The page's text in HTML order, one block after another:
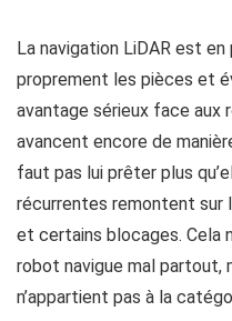
La navigation LiDAR est
proprement les pièces et
avantage sérieux face aux
avancent encore de
faut pas lui prêter plus
récurrentes remontent
et certains blocages. Cela
robot navigue mal partout,
n’appartient pas à la